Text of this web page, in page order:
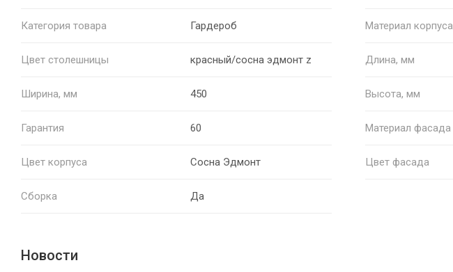
Категория товара Гардероб Материал корпуса
Цвет столешницы красный/сосна эдмонт z Длина, мм
Ширина, мм 450 Высота, мм
Гарантия 60 Материал фасада
Цвет корпуса Сосна Эдмонт Цвет фасада
Сборка Да
Новости